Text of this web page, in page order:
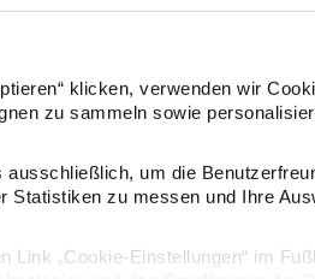
klicken, verwenden wir
zu sammeln sowie
um die
zu messen und Ihre
Link „Cookie-Einstellungen“ im
30M und 42R =